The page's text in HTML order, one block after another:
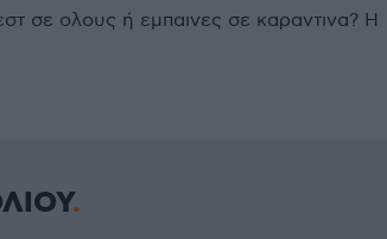
σε ολους ή εμπαινες σε καραντινα? Η